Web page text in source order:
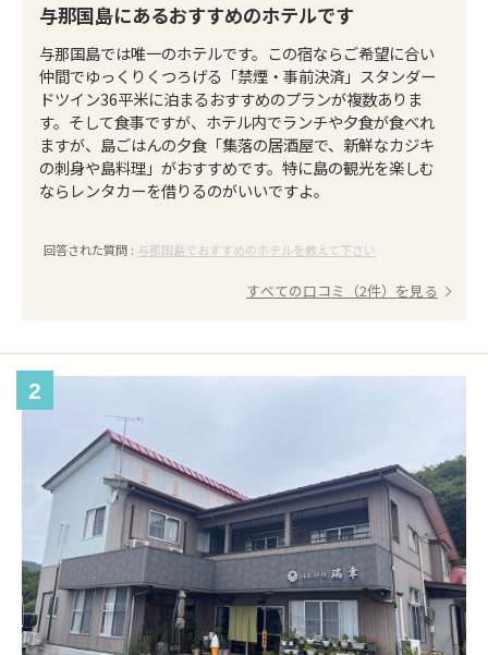
与那国島にあるおすすめのホテルです
与那国島では唯一のホテルです。この宿ならご希望に合い
仲間でゆっくりくつろげる「禁煙・事前決済」スタンダー
ドツイン36平米に泊まるおすすめのプランが複数ありま
す。そして食事ですが、ホテル内でランチや夕食が食べれ
ますが、島ごはんの夕食「集落の居酒屋で、新鮮なカジキ
の刺身や島料理」がおすすめです。特に島の観光を楽しむ
ならレンタカーを借りるのがいいですよ。
回答された質問 : 与那国島でおすすめのホテルを教えて下さい
すべての口コミ（2件）を見る
2